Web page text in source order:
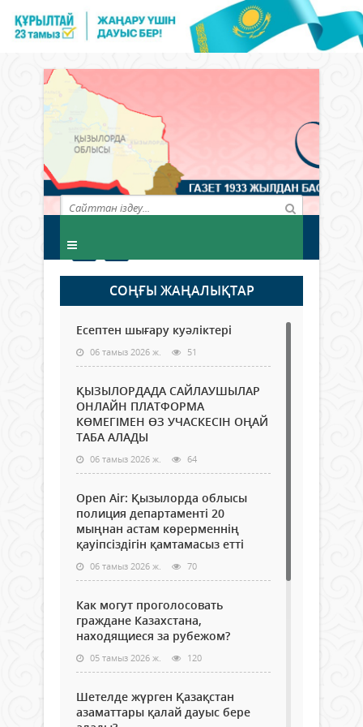
СОҢҒЫ ЖАҢАЛЫҚТАР
Есептен шығару куәліктері
06 тамыз 2026 ж. 51
ҚЫЗЫЛОРДАДА САЙЛАУШЫЛАР
ОНЛАЙН ПЛАТФОРМА
КӨМЕГІМЕН ӨЗ УЧАСКЕСІН ОҢАЙ
ТАБА АЛАДЫ
06 тамыз 2026 ж. 64
Open Air: Қызылорда облысы
полиция департаменті 20
мыңнан астам көрерменнің
қауіпсіздігін қамтамасыз етті
06 тамыз 2026 ж. 70
Как могут проголосовать
граждане Казахстана,
находящиеся за рубежом?
05 тамыз 2026 ж. 120
Шетелде жүрген Қазақстан
азаматтары қалай дауыс бере